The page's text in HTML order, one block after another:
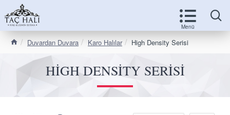
Duvardan Duvara Karo Halılar High Density Serisi
HIGH DENSITY SERISI